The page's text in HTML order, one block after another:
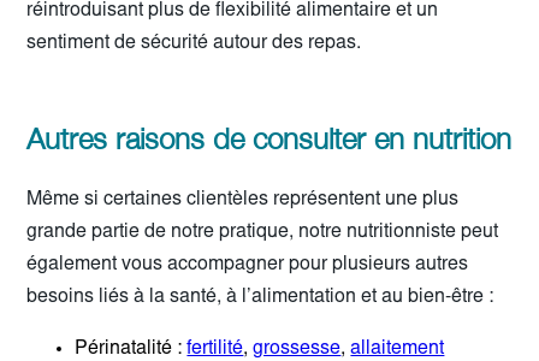
réintroduisant plus de flexibilité alimentaire et un
sentiment de sécurité autour des repas.
Autres raisons de consulter en nutrition
Même si certaines clientèles représentent une plus
grande partie de notre pratique, notre nutritionniste peut
également vous accompagner pour plusieurs autres
besoins liés à la santé, à l’alimentation et au bien-être :
Périnatalité :fertilité,grossesse,allaitement